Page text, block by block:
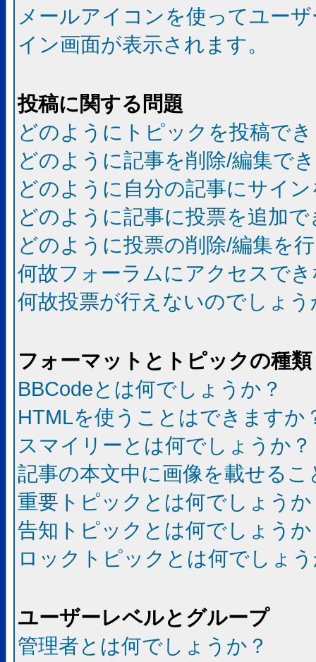
メールアイコンを使ってユー
イン画面が表示されます。
投稿に関する問題
どのようにトピックを投稿で
どのように記事を削除/編集で
どのように自分の記事にサイ
どのように記事に投票を追加
どのように投票の削除/編集を
何故フォーラムにアクセスで
何故投票が行えないのでしょう
フォーマットとトピックの種類
BBCodeとは何でしょうか？
HTMLを使うことはできますか
スマイリーとは何でしょうか？
記事の本文中に画像を載せる
重要トピックとは何でしょうか
告知トピックとは何でしょうか
ロックトピックとは何でしょ
ユーザーレベルとグループ
管理者とは何でしょうか？